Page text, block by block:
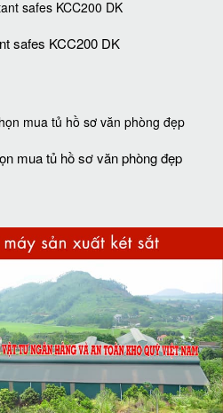
safes KCC200 DK
mua tủ hồ sơ văn phòng đẹp